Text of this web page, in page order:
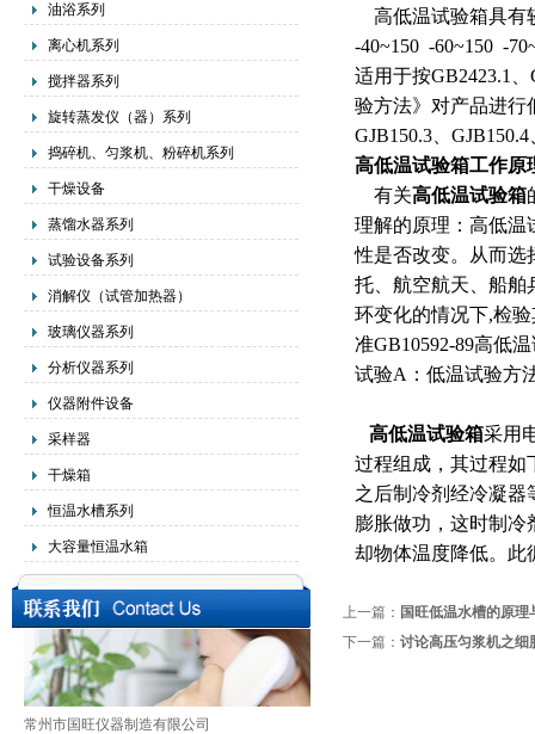
油浴系列
离心机系列
搅拌器系列
旋转蒸发仪（器）系列
捣碎机、匀浆机、粉碎机系列
干燥设备
蒸馏水器系列
试验设备系列
消解仪（试管加热器）
玻璃仪器系列
分析仪器系列
仪器附件设备
采样器
干燥箱
恒温水槽系列
大容量恒温水箱
常州市国旺仪器制造有限公司
高低温试验箱具有
-40~150 -60~150 -
适用于按GB2423.1
验方法》对产品进行
GJB150.3、
高低温试验箱工作原
有关高低温试验箱
理解的原理：高低温
性是否改变。从而选
托、航空航天、船舶
环变化的情况下,检
准GB10592-89高低
试验A：低温试验方
高低温试验箱采用
过程组成，其过程如
之后制冷剂经冷凝器
膨胀做功，这时制冷
却物体温度降低。此
上一篇： 国旺低温水槽的原理
下一篇： 讨论高压匀浆机之细